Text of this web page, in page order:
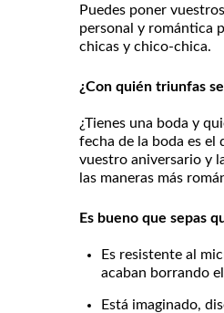
Puedes poner
personal y romántica
chicas y chico-chica.
¿Con quién triunfas
¿Tienes una boda y
fecha de la boda es el
vuestro aniversario y
las maneras más
Es bueno que sepas
Es resistente al
acaban borrando
Está imaginado,